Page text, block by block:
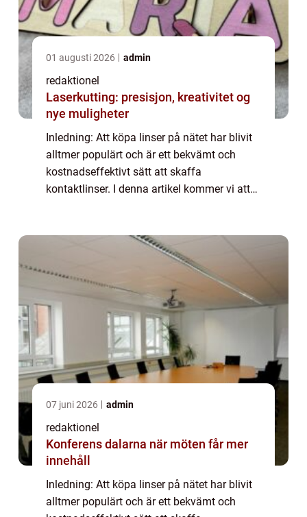
01 augusti 2026 admin
redaktionel
Laserkutting: presisjon, kreativitet og
nye muligheter
Inledning: Att köpa linser på nätet har blivit
alltmer populärt och är ett bekvämt och
kostnadseffektivt sätt att skaffa
kontaktlinser. I denna artikel kommer vi att
07 juni 2026 admin
redaktionel
Konferens dalarna när möten får mer
innehåll
Inledning: Att köpa linser på nätet har blivit
alltmer populärt och är ett bekvämt och